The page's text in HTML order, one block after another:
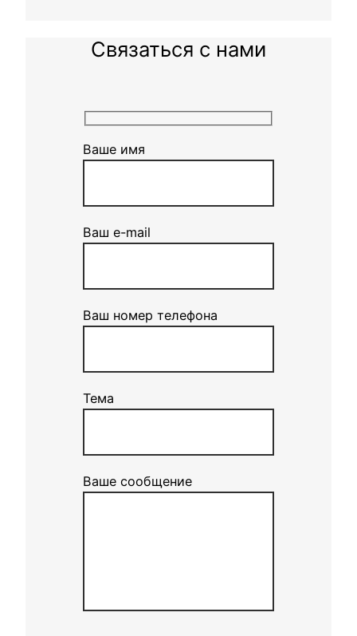
Связаться с нами
Ваше имя
Ваш e-mail
Ваш номер телефона
Тема
Ваше сообщение